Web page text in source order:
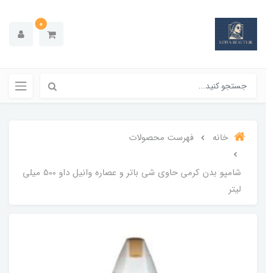
0
خانه فهرست محصولات
شامپو بدن کرمی حاوی شی باتر و عصاره وانیل داو 500 میلی
لیتر